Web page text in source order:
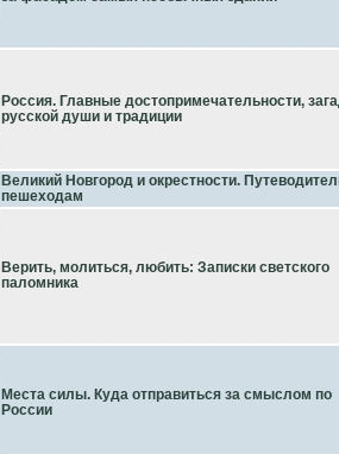
Россия. Главные достопримечательности,
русской души и традиции
Великий Новгород и окрестности.
пешеходам
Верить, молиться, любить: Записки светского
паломника
Места силы. Куда отправиться за смыслом по
России